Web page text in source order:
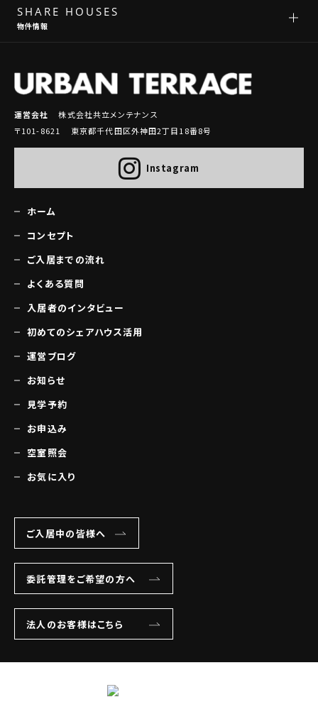
SHARE HOUSES
物件情報
運営会社
株式会社共立メンテナンス
〒101-8621 東京都千代田区外神田2丁目18番8号
Instagram
ホーム
コンセプト
ご入居までの流れ
よくある質問
入居者のインタビュー
初めてのシェアハウス活用
運営ブログ
お知らせ
見学予約
お申込み
空室照会
お気に入り
ご入居中の皆様へ
委託管理をご希望の方へ
法人のお客様はこちら